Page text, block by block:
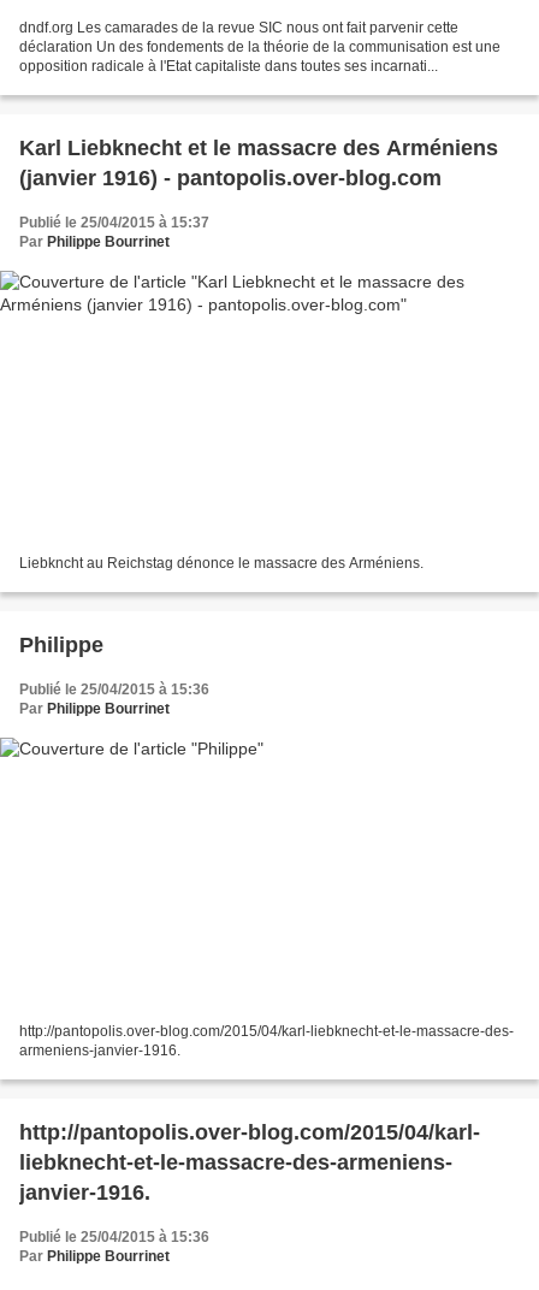
dndf.org Les camarades de la revue SIC nous ont fait parvenir cette
déclaration Un des fondements de la théorie de la communisation est une
opposition radicale à l'Etat capitaliste dans toutes ses incarnati...
Karl Liebknecht et le massacre des Arméniens
(janvier 1916) - pantopolis.over-blog.com
Publié le 25/04/2015 à 15:37
Par Philippe Bourrinet
Liebkncht au Reichstag dénonce le massacre des Arméniens.
Philippe
Publié le 25/04/2015 à 15:36
Par Philippe Bourrinet
http://pantopolis.over-blog.com/2015/04/karl-liebknecht-et-le-massacre-des-
armeniens-janvier-1916.
http://pantopolis.over-blog.com/2015/04/karl-
liebknecht-et-le-massacre-des-armeniens-
janvier-1916.
Publié le 25/04/2015 à 15:36
Par Philippe Bourrinet